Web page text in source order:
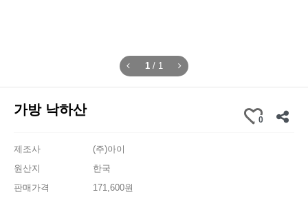
1 / 1
가방 낙하산
0
제조사
(주)아이
원산지
한국
판매가격
171,600원